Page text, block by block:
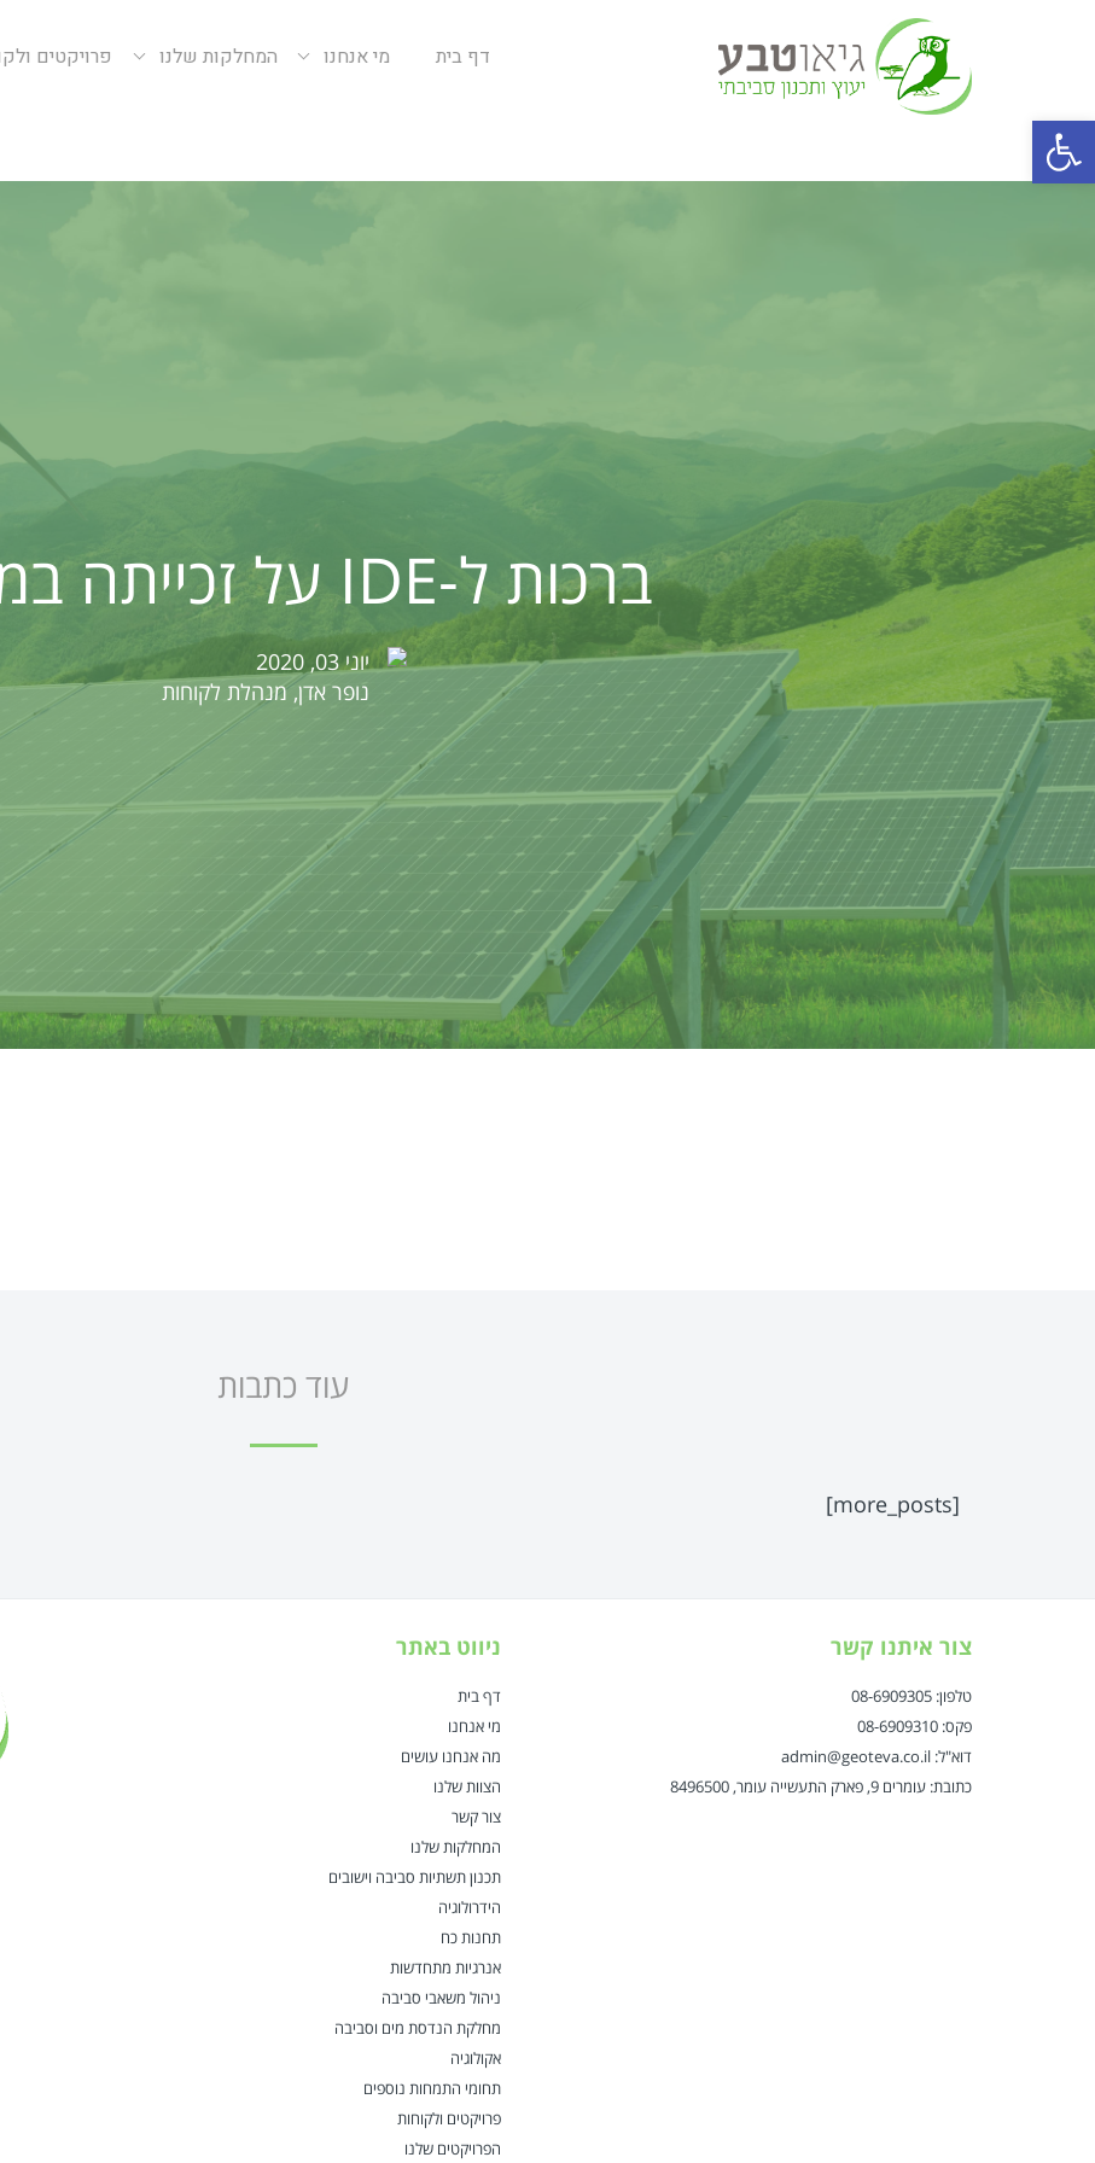
פתח סרגל נגישות
דף בית מי אנחנו המחלקות שלנו פרויקטים
ברכות ל-IDE על זכייתה במכרז
יוני 03, 2020
נופר אדן, מנהלת לקוחות
עוד כתבות
[more_posts]
צור איתנו קשר
טלפון: 08-6909305
פקס: 08-6909310
דוא"ל: admin@geoteva.co.il
כתובת: עומרים 9, פארק התעשייה עומר, 8496500
ניווט באתר
דף בית
מי אנחנו
מה אנחנו עושים
הצוות שלנו
צור קשר
המחלקות שלנו
תכנון תשתיות סביבה וישובים
הידרולוגיה
תחנות כח
אנרגיות מתחדשות
ניהול משאבי סביבה
מחלקת הנדסת מים וסביבה
אקולוגיה
תחומי התמחות נוספים
פרויקטים ולקוחות
הפרויקטים שלנו